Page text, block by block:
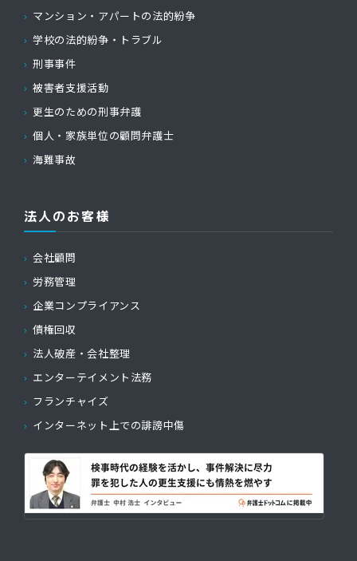
マンション・アパートの法的紛争
学校の法的紛争・トラブル
刑事事件
被害者支援活動
更生のための刑事弁護
個人・家族単位の顧問弁護士
海難事故
法人のお客様
会社顧問
労務管理
企業コンプライアンス
債権回収
法人破産・会社整理
エンターテイメント法務
フランチャイズ
インターネット上での誹謗中傷